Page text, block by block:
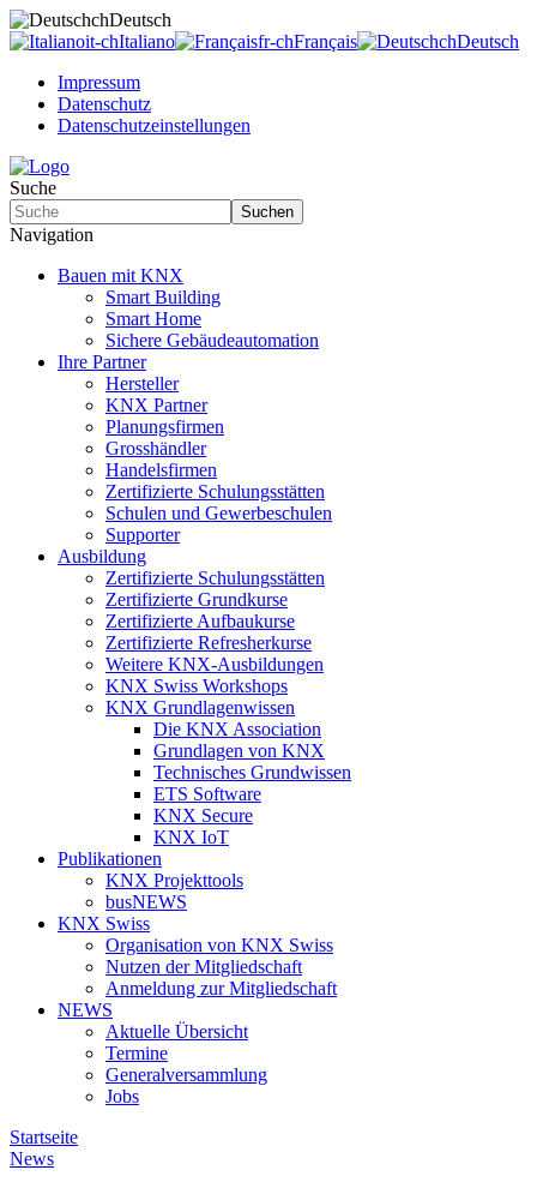
chDeutsch
it-chItaliano fr-chFrançais chDeutsch
Impressum
Datenschutz
Datenschutzeinstellungen
Suche
Suchen
Navigation
Bauen mit KNX
Smart Building
Smart Home
Sichere Gebäudeautomation
Ihre Partner
Hersteller
KNX Partner
Planungsfirmen
Grosshändler
Handelsfirmen
Zertifizierte Schulungsstätten
Schulen und Gewerbeschulen
Supporter
Ausbildung
Zertifizierte Schulungsstätten
Zertifizierte Grundkurse
Zertifizierte Aufbaukurse
Zertifizierte Refresherkurse
Weitere KNX-Ausbildungen
KNX Swiss Workshops
KNX Grundlagenwissen
Die KNX Association
Grundlagen von KNX
Technisches Grundwissen
ETS Software
KNX Secure
KNX IoT
Publikationen
KNX Projekttools
busNEWS
KNX Swiss
Organisation von KNX Swiss
Nutzen der Mitgliedschaft
Anmeldung zur Mitgliedschaft
NEWS
Aktuelle Übersicht
Termine
Generalversammlung
Jobs
Startseite
News